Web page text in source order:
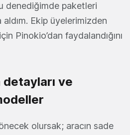
denediğimde paketleri
Ekip üyelerimizden
Pinokio’dan faydalandığını
detayları ve
olursak; aracın sade